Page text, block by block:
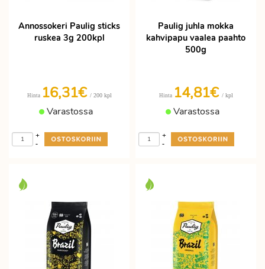
Annossokeri Paulig sticks
ruskea 3g 200kpl
Hinta 16,31€ / 200 kpl
Varastossa
-
+
Paulig juhla mokka
kahvipapu vaalea paahto
500g
Hinta 14,81€ / kpl
Varastossa
-
+